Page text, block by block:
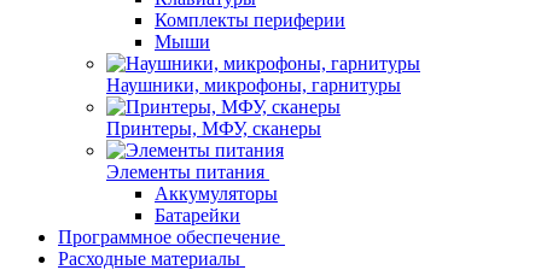
Комплекты периферии
Мыши
Наушники, микрофоны, гарнитуры
Принтеры, МФУ, сканеры
Элементы питания
Аккумуляторы
Батарейки
Программное обеспечение
Расходные материалы